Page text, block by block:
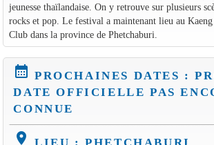
jeunesse thaïlandaise. On y retrouve sur plusieurs
rocks et pop. Le festival a maintenant lieu au
Club dans la province de Phetchaburi.
calendar_month PROCHAINES DATES :
DATE OFFICIELLE PAS
CONNUE
location_on